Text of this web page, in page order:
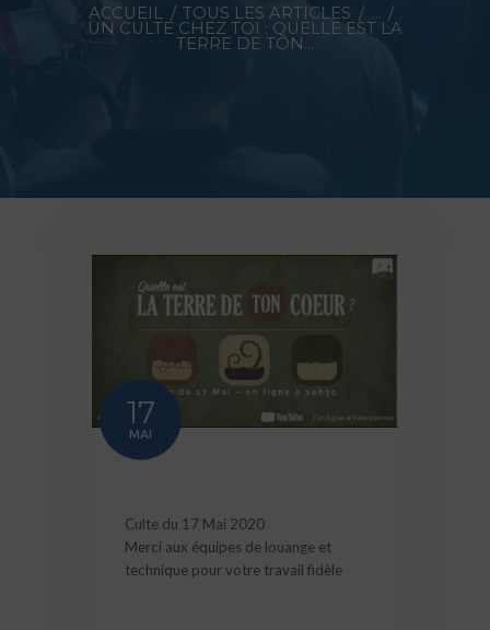
ACCUEIL TOUS LES ARTICLES ...
UN CULTE CHEZ TOI : QUELLE EST LA
TERRE DE TON...
Nous contacter
17
MAI
Culte du 17 Mai 2020
Merci aux équipes de louange et
technique pour votre travail fidèle